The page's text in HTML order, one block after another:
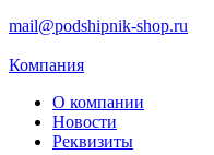
mail@podshipnik-shop.ru
Компания
О компании
Новости
Реквизиты